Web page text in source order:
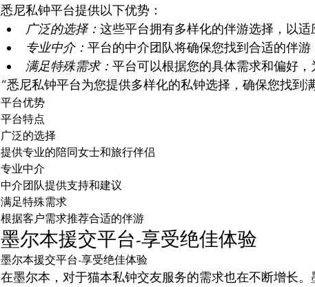
悉尼私钟平台提供以下优势：
广泛的选择： 这些平台拥有多样化的伴游选择，以适
专业中介： 平台的中介团队将确保您找到合适的伴游
满足特殊需求： 平台可以根据您的具体需求和偏好，
“悉尼私钟平台为您提供多样化的私钟选择，确保您找到
平台优势
平台特点
广泛的选择
提供专业的陪同女士和旅行伴侣
专业中介
中介团队提供支持和建议
满足特殊需求
根据客户需求推荐合适的伴游
墨尔本援交平台-享受绝佳体验
墨尔本援交平台-享受绝佳体验
在墨尔本，对于猫本私钟交友服务的需求也在不断增长